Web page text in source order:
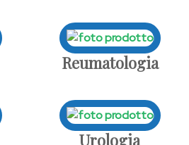
Reumatologia
Urologia